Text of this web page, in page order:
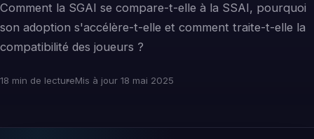
Comment la SGAI se compare-t-elle à la SSAI, pourquoi
son adoption s'accélère-t-elle et comment traite-t-elle la
compatibilité des joueurs ?
18 min de lectureMis à jour 18 mai 2025